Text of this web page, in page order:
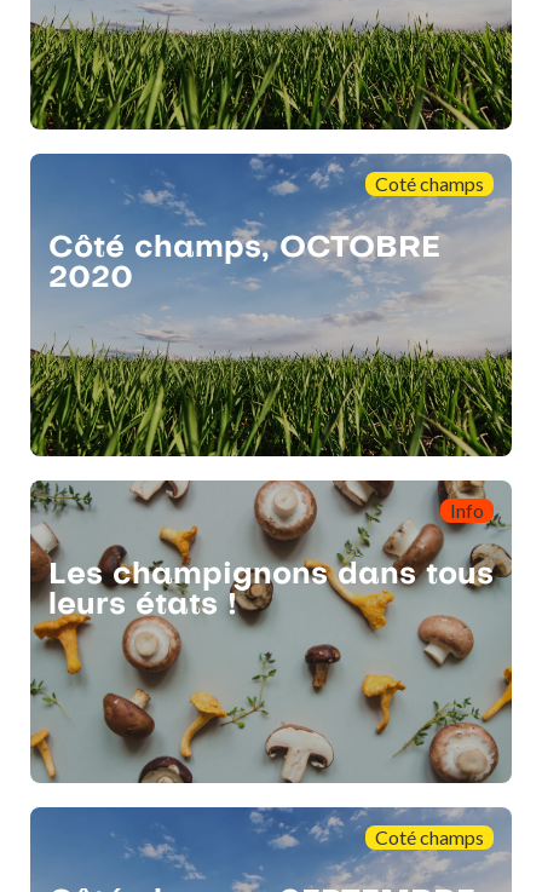
Coté champs
Côté champs, OCTOBRE
2020
Info
Les champignons dans tous
leurs états !
Coté champs